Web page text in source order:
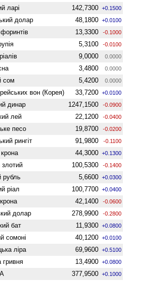
ларі 142,7300 +0.1500
долар 48,1800 +0.0100
13,3300 -0.1000
5,3100 -0.0100
9,0000 0.0000
3,4800 0.0000
сом 5,4200 0.0000
вон (Корея) 33,7200 +0.0100
динар 1247,1500 -0.0900
лей 22,1200 -0.0400
песо 19,8700 -0.0200
рингіт 91,9800 -0.1100
44,3000 +0.1300
злотий 100,5300 -0.1400
рубль 5,6600 +0.0300
ріал 100,7700 +0.0400
42,1400 -0.0600
долар 278,9900 -0.2800
бат 11,9300 +0.0800
сомоні 40,1200 +0.0100
ліра 69,9600 +0.5100
гривня 13,4900 +0.0800
377,9500 +0.1000